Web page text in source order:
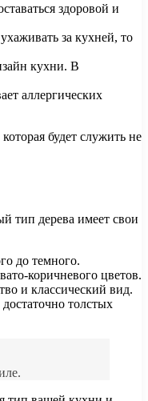
здоровой и
за кухней, то
кухни. В
аллергических
будет служить не
тип дерева имеет свои
до темного.
коричневого цветов.
и классический вид.
толстых